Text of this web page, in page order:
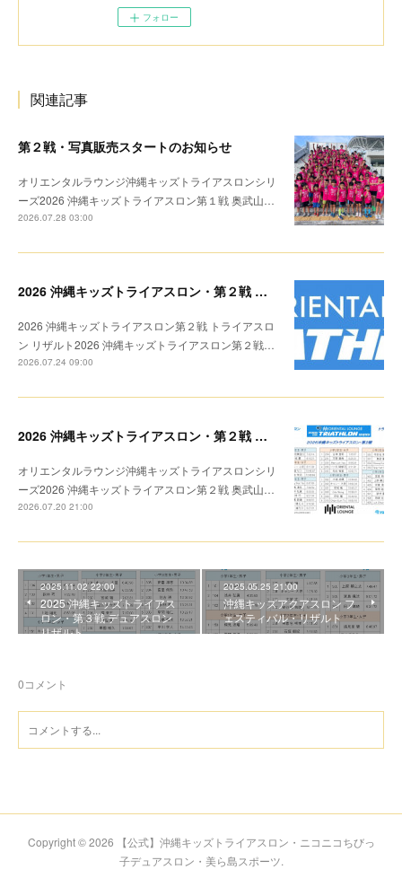
フォロー
関連記事
第２戦・写真販売スタートのお知らせ
オリエンタルラウンジ沖縄キッズトライアスロンシリ
ーズ2026 沖縄キッズトライアスロン第１戦 奥武山…
2026.07.28 03:00
2026 沖縄キッズトライアスロン・第２戦 リザルト
2026 沖縄キッズトライアスロン第２戦 トライアスロ
ン リザルト2026 沖縄キッズトライアスロン第２戦…
2026.07.24 09:00
2026 沖縄キッズトライアスロン・第２戦 トライアスロン リザルト
オリエンタルラウンジ沖縄キッズトライアスロンシリ
ーズ2026 沖縄キッズトライアスロン第２戦 奥武山…
2026.07.20 21:00
2025.11.02 22:00
2025 沖縄キッズトライアス
ロン・第３戦 デュアスロン
リザルト
2025.05.25 21:00
沖縄キッズアクアスロン フ
ェスティバル・リザルト
0コメント
Copyright ©2026
【公式】沖縄キッズトライアスロン・ニコニコちびっ
子デュアスロン・美ら島スポーツ.